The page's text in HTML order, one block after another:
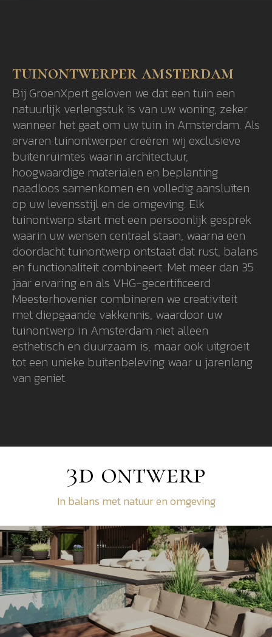
tuinontwerper amsterdam
Bij GroenXpert geloven we dat een tuin een
natuurlijk verlengstuk is van uw woning, zeker
wanneer het gaat om uw tuin in Amsterdam. Als
ervaren tuinontwerper creëren wij exclusieve
buitenruimtes waarin architectuur,
hoogwaardige materialen en beplanting
naadloos samenkomen en volledig aansluiten
op uw levensstijl en de omgeving. Elk
tuinontwerp start met een persoonlijk gesprek
waarin uw wensen centraal staan, waarna een
doordacht tuinontwerp ontstaat dat rust, balans
en functionaliteit combineert. Met meer dan 35
jaar ervaring en als VHG-gecertificeerd
Meesterhovenier combineren we creativiteit
met diepgaande vakkennis, waardoor uw
tuinontwerp in Amsterdam niet alleen
esthetisch en duurzaam is, maar ook uitgroeit
tot een unieke buitenbeleving waar u jarenlang
van geniet.
3d ontwerp
In balans met natuur en omgeving